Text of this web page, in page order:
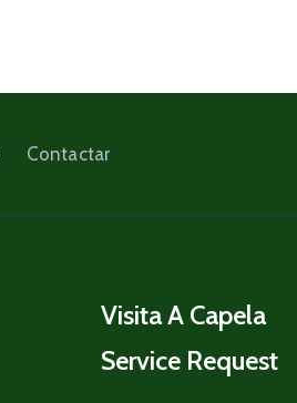
Contactar
Visita A Capela
Service Request